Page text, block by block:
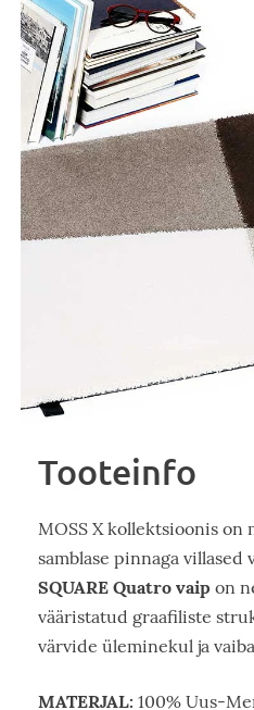
Tooteinfo
MOSS X kollektsioonis on
samblase pinnaga villased
SQUARE Quatro vaip on
vääristatud graafiliste
värvide üleminekul ja
MATERJAL: 100% Uus-